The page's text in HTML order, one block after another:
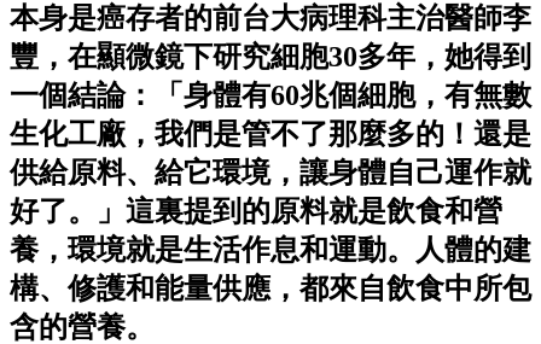
本身是癌存者的前台大病理科主治醫師李
豐，在顯微鏡下研究細胞30多年，她得到
一個結論：「身體有60兆個細胞，有無數
生化工廠，我們是管不了那麼多的！還是
供給原料、給它環境，讓身體自己運作就
好了。」這裏提到的原料就是飲食和營
養，環境就是生活作息和運動。人體的建
構、修護和能量供應，都來自飲食中所包
含的營養。